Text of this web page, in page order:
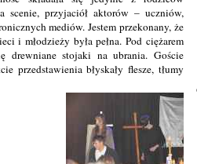
scenie, przyjaciół aktorów – uczniów,
mediów. Jestem przekonany, że
i młodzieży była pełna. Pod ciężarem
drewniane stojaki na ubrania. Goście
przedstawienia błyskały flesze, tłumy